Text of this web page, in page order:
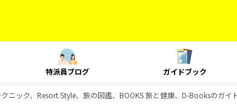
特派員ブログ ガイドブック
ニック、Resort Style、旅の図鑑、BOOKS 旅と健康、D-Booksのガイ